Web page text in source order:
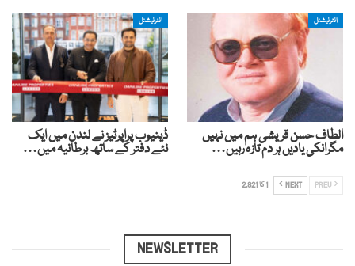
انٹرنیشنل
الطاف حسن قریشی ہم میں نہیں
مگرانکی یادیں ہر دم تازہ رہیں…
انٹرنیشنل
ڈینیوب پراپرٹیز نے لندن میں ایک
نئے دفتر کے ساتھ برطانیہ میں…
NEXT 1 کا 2,821
NEWSLETTER